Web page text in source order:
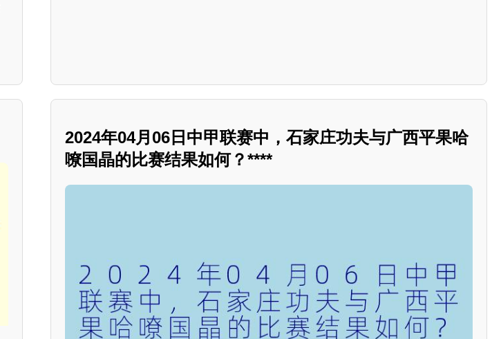
2024年04月06日中甲联赛中，石家庄功夫与广西平果哈
嘹国晶的比赛结果如何？****